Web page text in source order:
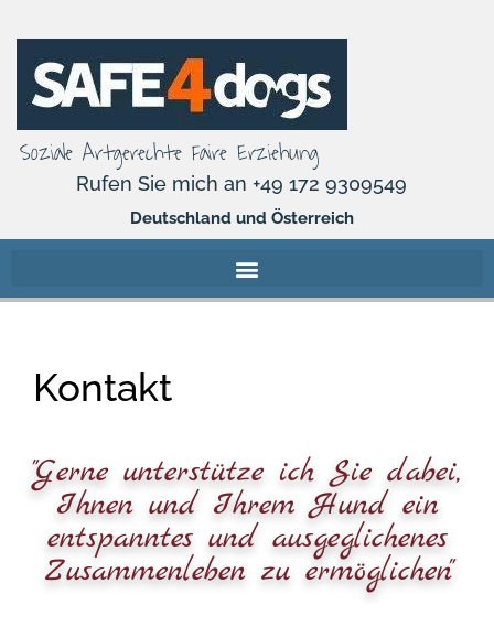
Soziale Artgerechte Faire Erziehung
Rufen Sie mich an +49 172 9309549
Deutschland und Österreich
Kontakt
"Gerne unterstütze ich Sie dabei,
Ihnen und Ihrem Hund ein
entspanntes und ausgeglichenes
Zusammenleben zu ermöglichen"